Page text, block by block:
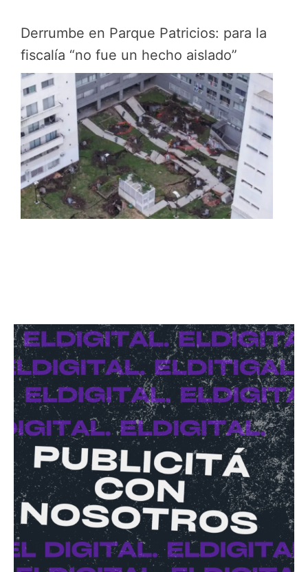
Derrumbe en Parque Patricios: para la
fiscalía “no fue un hecho aislado”